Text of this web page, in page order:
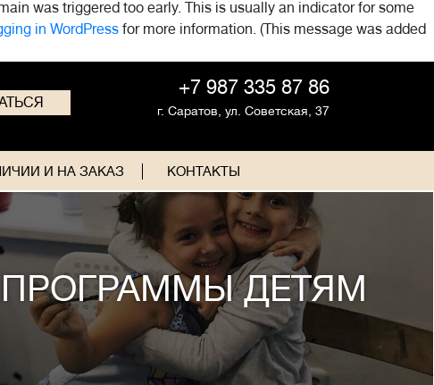
was triggered too early. This is usually an indicator for some
in WordPress for more information. (This message was added
+7 987 335 87 86
г. Саратов, ул. Советская, 37
И НА ЗАКАЗ КОНТАКТЫ
ПРОГРАММЫ ДЕТЯМ